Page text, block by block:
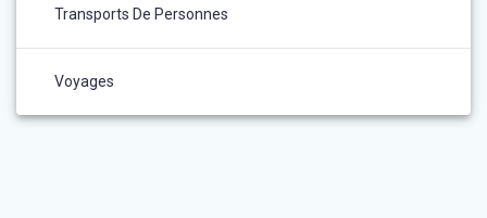
Transports De Personnes
Voyages